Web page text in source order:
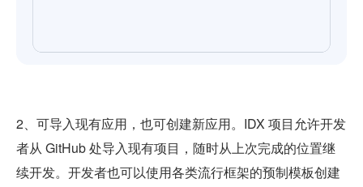
2、可导入现有应用，也可创建新应用。IDX 项目允许开发
者从 GitHub 处导入现有项目，随时从上次完成的位置继
续开发。开发者也可以使用各类流行框架的预制模板创建